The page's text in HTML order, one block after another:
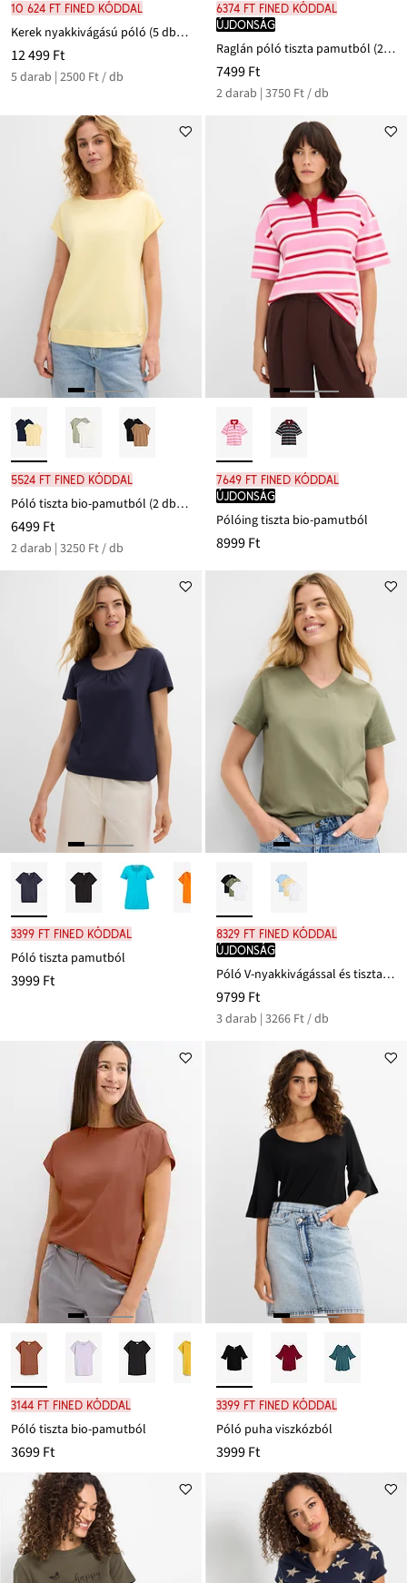
10 624 Ft FINED kóddal
Kerek nyakkivágású póló (5 db-os csomag)
12 499 Ft
5 darab | 2500 Ft / db
6374 Ft FINED kóddal
újdonság
Raglán póló tiszta pamutból (2 db-os csomag)
7499 Ft
2 darab | 3750 Ft / db
5524 Ft FINED kóddal
Póló tiszta bio-pamutból (2 db-os csomag)
6499 Ft
2 darab | 3250 Ft / db
7649 Ft FINED kóddal
újdonság
Pólóing tiszta bio-pamutból
8999 Ft
3399 Ft FINED kóddal
Póló tiszta pamutból
3999 Ft
8329 Ft FINED kóddal
újdonság
Póló V-nyakkivágással és tiszta bio-pamutból (2 db-os csomag)
9799 Ft
3 darab | 3266 Ft / db
3144 Ft FINED kóddal
Póló tiszta bio-pamutból
3699 Ft
3399 Ft FINED kóddal
Póló puha viszkózból
3999 Ft